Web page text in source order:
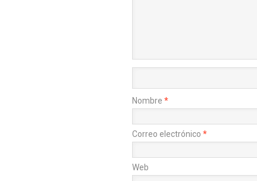
Nombre *
Correo electrónico *
Web